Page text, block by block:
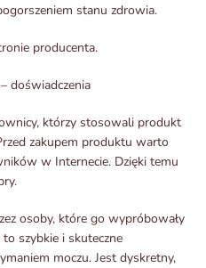
stanu zdrowia.
producenta.
doświadczenia
którzy stosowali produkt
zakupem produktu warto
w Internecie. Dzięki temu
osoby, które go wypróbowały
szybkie i skuteczne
moczu. Jest dyskretny,